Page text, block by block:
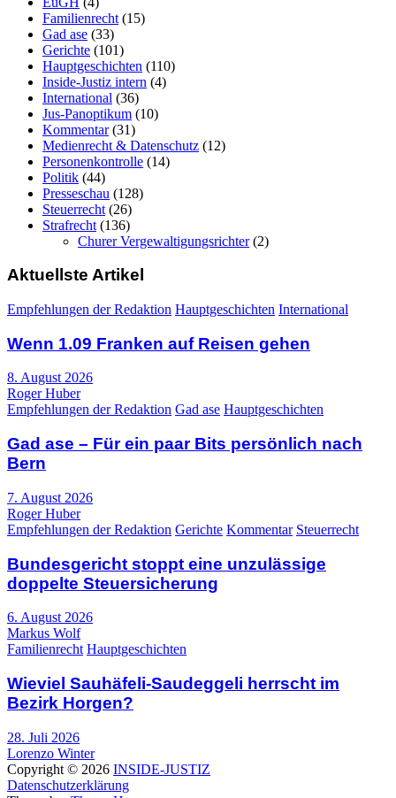
Familienrecht (15)
Gad ase (33)
Gerichte (101)
Hauptgeschichten (110)
Inside-Justiz intern (4)
International (36)
Jus-Panoptikum (10)
Kommentar(31)
Medienrecht & Datenschutz (12)
Personenkontrolle (14)
Politik (44)
Presseschau (128)
Steuerrecht (26)
Strafrecht (136)
Churer Vergewaltigungsrichter(2)
Aktuellste Artikel
Empfehlungen der Redaktion Hauptgeschichten International
Wenn 1.09 Franken auf Reisen gehen
8. August 2026
Roger Huber
Empfehlungen der Redaktion Gad ase Hauptgeschichten
Gad ase – Für ein paar Bits persönlich nach
Bern
7. August 2026
Roger Huber
Empfehlungen der Redaktion Gerichte Kommentar Steuerrecht
Bundesgericht stoppt eine unzulässige
doppelte Steuersicherung
6. August 2026
Markus Wolf
Familienrecht Hauptgeschichten
Wieviel Sauhäfeli-Saudeggeli herrscht im
Bezirk Horgen?
28. Juli 2026
Lorenzo Winter
Copyright © 2026 INSIDE-JUSTIZ
Datenschutzerklärung